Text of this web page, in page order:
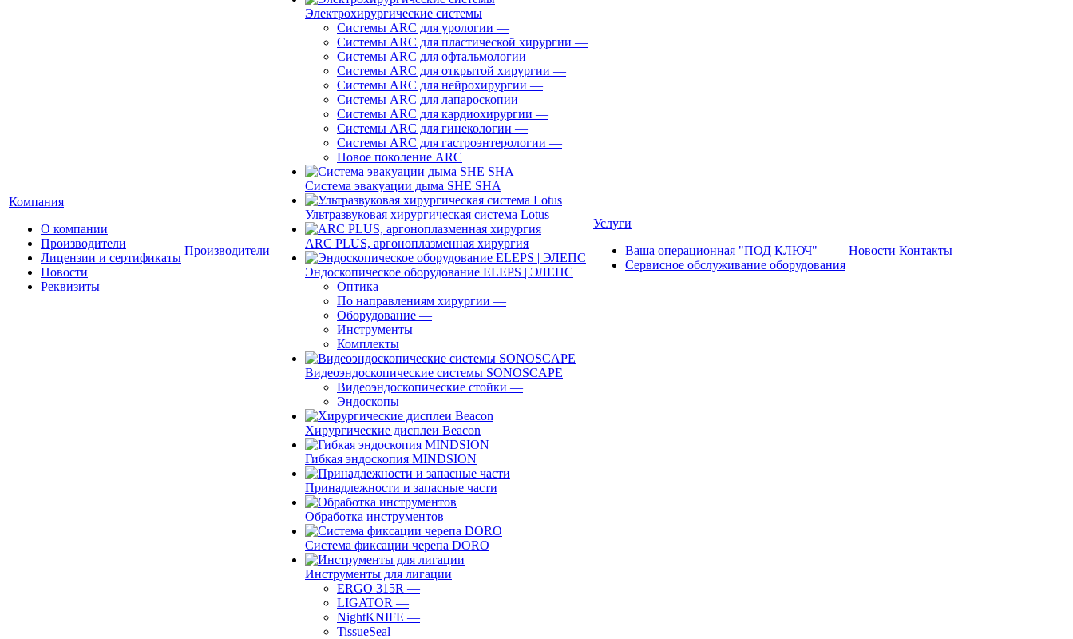
Компания
О компании
Производители
Лицензии и сертификаты
Новости
Реквизиты
Производители
Электрохирургические системы
Системы ARC для урологии —
Системы ARC для пластической хирургии —
Системы ARC для офтальмологии —
Системы ARC для открытой хирургии —
Системы ARC для нейрохирургии —
Системы ARC для лапароскопии —
Системы ARC для кардиохирургии —
Системы ARC для гинекологии —
Системы ARC для гастроэнтерологии —
Новое поколение ARC
Система эвакуации дыма SHE SHA
Ультразвуковая хирургическая система Lotus
ARC PLUS, аргоноплазменная хирургия
Эндоскопическое оборудование ELEPS | ЭЛЕПС
Оптика —
По направлениям хирургии —
Оборудование —
Инструменты —
Комплекты
Видеоэндоскопические системы SONOSCAPE
Видеоэндоскопические стойки —
Эндоскопы
Хирургические дисплеи Beacon
Гибкая эндоскопия MINDSION
Принадлежности и запасные части
Обработка инструментов
Система фиксации черепа DORO
Инструменты для лигации
ERGO 315R —
LIGATOR —
NightKNIFE —
TissueSeal
Услуги
Ваша операционная "ПОД КЛЮЧ"
Сервисное обслуживание оборудования
Новости Контакты